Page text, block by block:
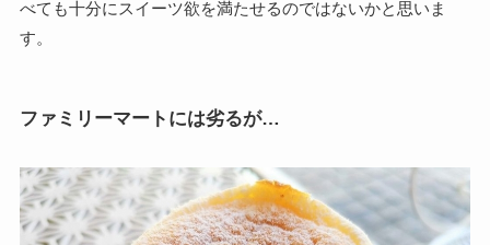
べても十分にスイーツ欲を満たせるのではないかと思いま
す。
ファミリーマートには劣るが…